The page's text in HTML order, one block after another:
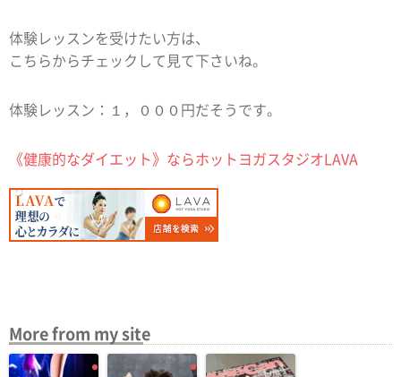
体験レッスンを受けたい方は、
こちらからチェックして見て下さいね。
体験レッスン：１，０００円だそうです。
《健康的なダイエット》ならホットヨガスタジオLAVA
More from my site